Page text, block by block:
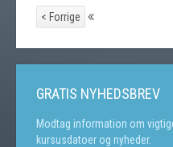
< Forrige
GRATIS NYHEDSBREV
Modtag information om
kursusdatoer og nyheder.